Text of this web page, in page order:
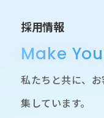
採用情報
Make
私たちと共に、
集しています。